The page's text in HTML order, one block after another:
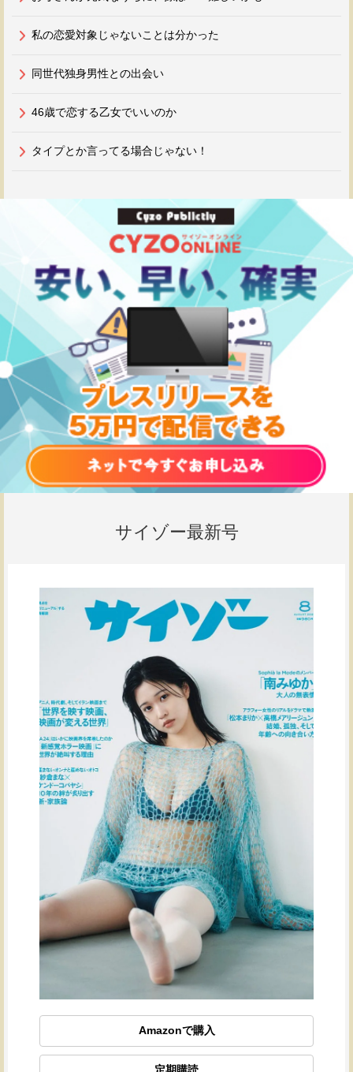
私の恋愛対象じゃないことは分かった
同世代独身男性との出会い
46歳で恋する乙女でいいのか
タイプとか言ってる場合じゃない！
サイゾー最新号
Amazonで購入